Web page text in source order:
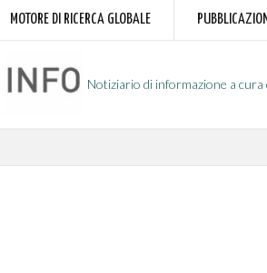
MOTORE DI RICERCA GLOBALE
Notiziario di informazione a cura